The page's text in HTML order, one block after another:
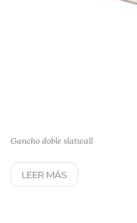
Gancho doble slatwall
LEER MÁS